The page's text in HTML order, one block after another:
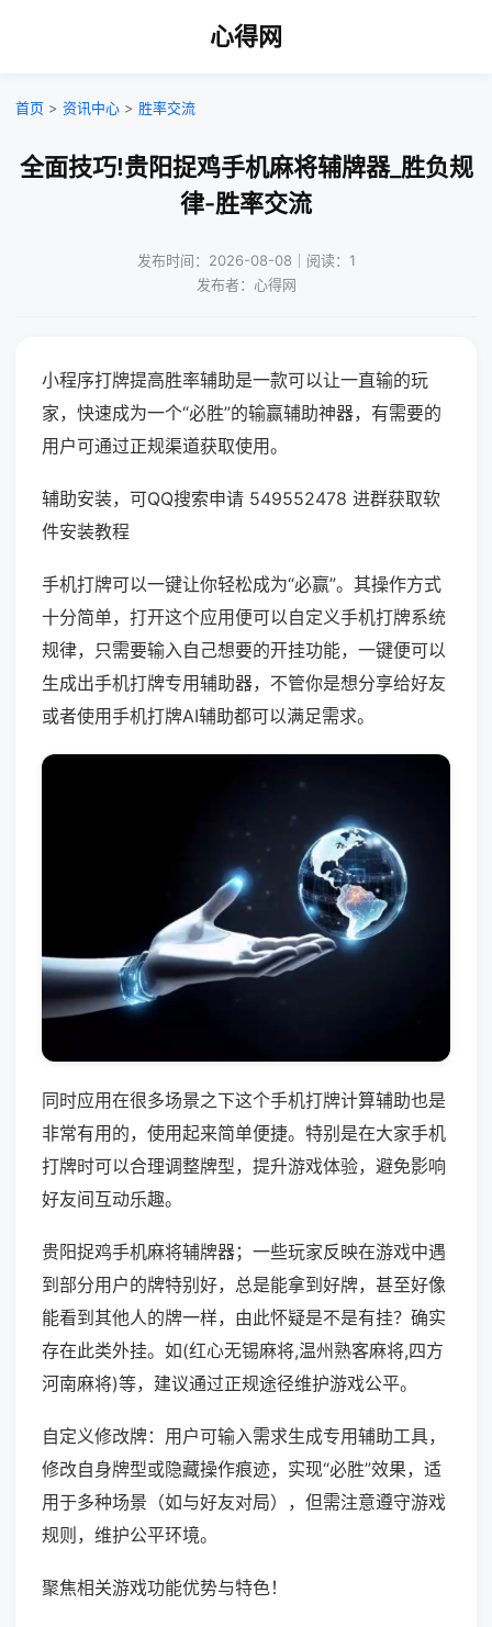
心得网
首页 > 资讯中心 > 胜率交流
全面技巧!贵阳捉鸡手机麻将辅牌器_胜负规
律-胜率交流
发布时间：2026-08-08｜阅读：1
发布者：心得网
小程序打牌提高胜率辅助是一款可以让一直输的玩
家，快速成为一个“必胜”的输赢辅助神器，有需要的
用户可通过正规渠道获取使用。
辅助安装，可QQ搜索申请 549552478 进群获取软
件安装教程
手机打牌可以一键让你轻松成为“必赢”。其操作方式
十分简单，打开这个应用便可以自定义手机打牌系统
规律，只需要输入自己想要的开挂功能，一键便可以
生成出手机打牌专用辅助器，不管你是想分享给好友
或者使用手机打牌AI辅助都可以满足需求。
同时应用在很多场景之下这个手机打牌计算辅助也是
非常有用的，使用起来简单便捷。特别是在大家手机
打牌时可以合理调整牌型，提升游戏体验，避免影响
好友间互动乐趣。
贵阳捉鸡手机麻将辅牌器；一些玩家反映在游戏中遇
到部分用户的牌特别好，总是能拿到好牌，甚至好像
能看到其他人的牌一样，由此怀疑是不是有挂？确实
存在此类外挂。如(红心无锡麻将,温州熟客麻将,四方
河南麻将)等，建议通过正规途径维护游戏公平。
自定义修改牌：用户可输入需求生成专用辅助工具，
修改自身牌型或隐藏操作痕迹，实现“必胜”效果，适
用于多种场景（如与好友对局），但需注意遵守游戏
规则，维护公平环境。
聚焦相关游戏功能优势与特色！